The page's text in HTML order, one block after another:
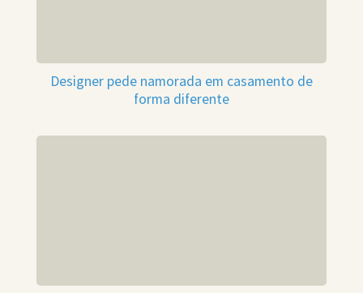
Designer pede namorada em casamento de
forma diferente